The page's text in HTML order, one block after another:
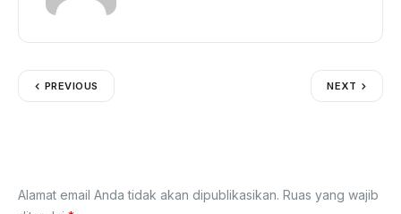
PREVIOUS NEXT
Alamat email Anda tidak akan dipublikasikan. Ruas yang wajib